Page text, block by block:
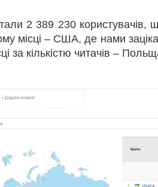
2 389 230 користувачів,
місці – США, де нами
за кількістю читачів –